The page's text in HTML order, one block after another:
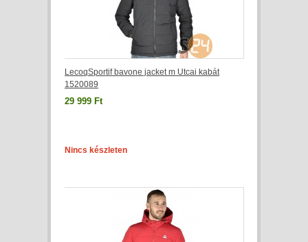
LecoqSportif bavone jacket m Utcai kabát
1520089
29 999 Ft
Nincs készleten